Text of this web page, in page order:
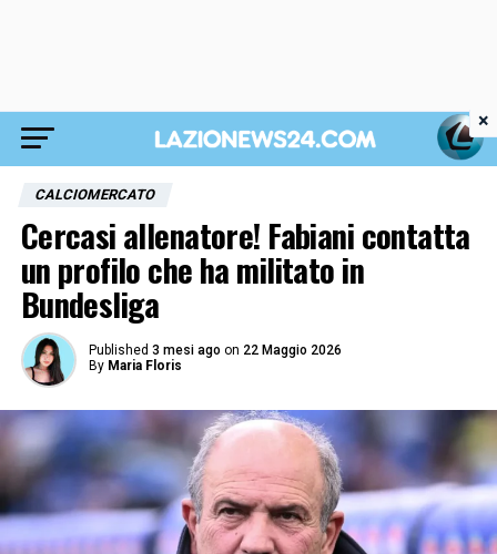
CALCIOMERCATO
Cercasi allenatore! Fabiani contatta
un profilo che ha militato in
Bundesliga
Published 3 mesi ago on 22 Maggio 2026
By Maria Floris
×